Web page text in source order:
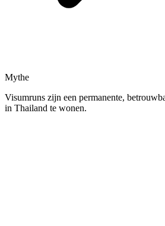
Mythe
Visumruns zijn een permanente,
in Thailand te wonen.